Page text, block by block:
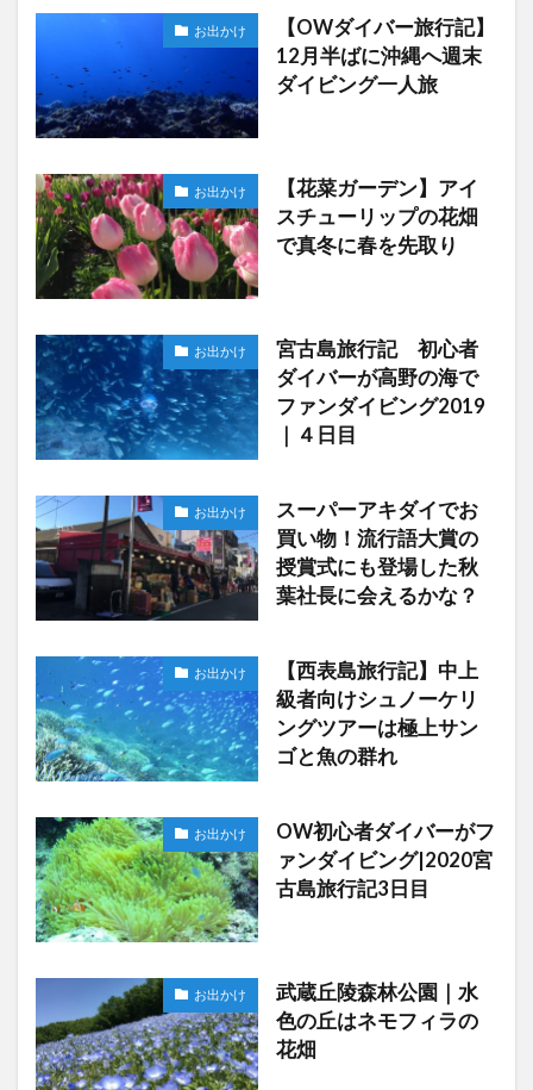
お出かけ
【OWダイバー旅行記】
12月半ばに沖縄へ週末
ダイビング一人旅
お出かけ
【花菜ガーデン】アイ
スチューリップの花畑
で真冬に春を先取り
お出かけ
宮古島旅行記 初心者
ダイバーが高野の海で
ファンダイビング2019
｜４日目
お出かけ
スーパーアキダイでお
買い物！流行語大賞の
授賞式にも登場した秋
葉社長に会えるかな？
お出かけ
【西表島旅行記】中上
級者向けシュノーケリ
ングツアーは極上サン
ゴと魚の群れ
お出かけ
OW初心者ダイバーがフ
ァンダイビング|2020宮
古島旅行記3日目
お出かけ
武蔵丘陵森林公園｜水
色の丘はネモフィラの
花畑